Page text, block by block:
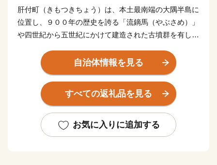
肝付町（きもつきちょう）は、本土最南端の大隅半島に
位置し、９００年の歴史を誇る「流鏑馬（やぶさめ）」
や四世紀から五世紀にかけて建造された古墳群を有し、
一方、世界に誇る最先端固体燃料ロケット「イプシロ
ン」の発射場である内之浦宇宙空間観測所を有する、自
然と歴史と科学の織りなす町です。
当町の豊富な自然が作り上げる清らかな水と空気と肥沃
に当町でも多く生産・肥育される「鹿児島黒牛」は5年
に1度の全国和牛能力共進会で他のブランド牛産地をお
自治体情報を見る
すべての返礼品を見る
お気に入りに追加する